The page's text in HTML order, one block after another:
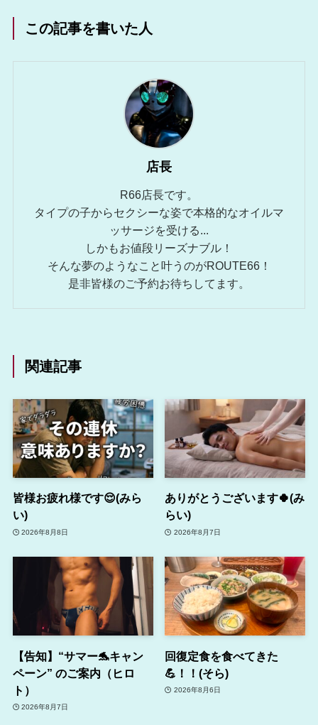
この記事を書いた人
店長
R66店長です。
タイプの子からセクシーな姿で本格的なオイルマ
ッサージを受ける...
しかもお値段リーズナブル！
そんな夢のようなこと叶うのがROUTE66！
是非皆様のご予約お待ちしてます。
関連記事
皆様お疲れ様です😌(みら
い)
2026年8月8日
ありがとうございます🍀(み
らい)
2026年8月7日
【告知】“サマー🐬キャン
ペーン” のご案内（ヒロ
ト）
2026年8月7日
回復定食を食べてきた
💪！！(そら)
2026年8月6日